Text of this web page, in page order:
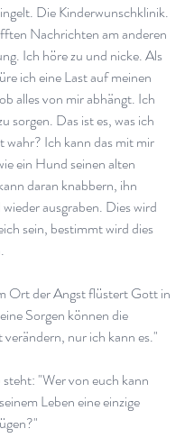
Die Kinderwunschklinik.
Nachrichten am anderen
Ich höre zu und nicke. Als
ich eine Last auf meinen
alles von mir abhängt. Ich
sorgen. Das ist es, was ich
wahr? Ich kann das mit mir
ein Hund seinen alten
daran knabbern, ihn
ausgraben. Dies wird
sein, bestimmt wird dies
Ort der Angst flüstert Gott in
Sorgen können die
nur ich kann es."
steht: "Wer von euch kann
Leben eine einzige